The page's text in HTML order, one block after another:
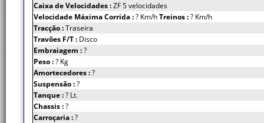
Caixa de Velocidades :ZF 5 velocidades
Velocidade Máxima Corrida :? Km/hTreinos :? Km/h
Tracção :Traseira
Travões F/T : Disco
Embraiagem :?
Peso :? Kg
Amortecedores :?
Suspensão :?
Tanque :? Lt.
Chassis :?
Carroçaria :?